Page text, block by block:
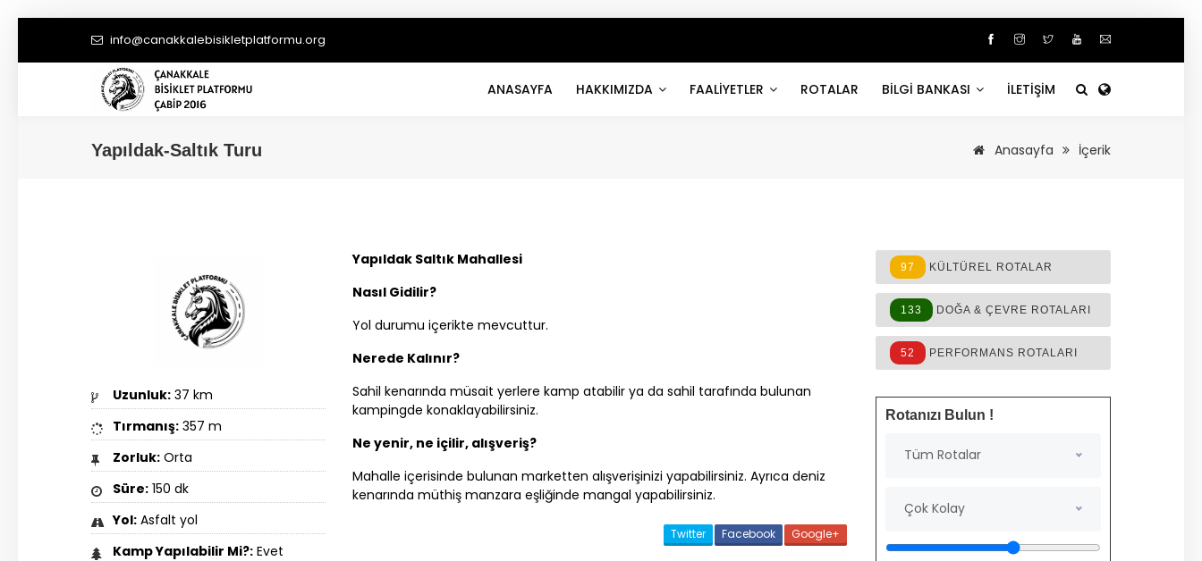
info@canakkalebisikletplatformu.org
ANASAYFA HAKKIMIZDA FAALİYETLER ROTALAR BİLGİ BANKASI İLETİŞİM
Yapıldak-Saltık Turu Anasayfa İçerik
Uzunluk:37 km
Tırmanış:357 m
Zorluk:Orta
Süre:150 dk
Yol:Asfalt yol
Kamp Yapılabilir Mi?:Evet
Yapıldak Saltık Mahallesi
Nasıl Gidilir?
Yol durumu içerikte mevcuttur.
Nerede Kalınır?
Sahil kenarında müsait yerlere kamp atabilir ya da sahil tarafında bulunan
kampingde konaklayabilirsiniz.
Ne yenir, ne içilir, alışveriş?
Mahalle içerisinde bulunan marketten alışverişinizi yapabilirsiniz. Ayrıca deniz
kenarında müthiş manzara eşliğinde mangal yapabilirsiniz.
Twitter Facebook Google+
97 KÜLTÜREL ROTALAR
133 DOĞA & ÇEVRE ROTALARI
52 PERFORMANS ROTALARI
Rotanızı Bulun !
Tüm Rotalar
Çok Kolay